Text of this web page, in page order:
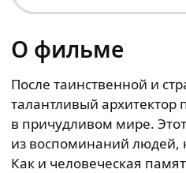
О фильме
После таинственной и
талантливый архитектор
в причудливом мире.
из воспоминаний людей,
Как и человеческая